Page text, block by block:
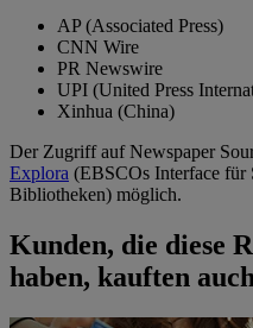
AP (Associated Press)
CNN Wire
PR Newswire
UPI (United Press
Xinhua (China)
Der Zugriff auf Newspaper
Explora (EBSCOs Interface für
Bibliotheken) möglich.
Kunden, die diese
haben, kauften